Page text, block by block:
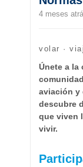
4 meses
volar ·
Únete a la
aviación y
descubre
que viven
vivir.